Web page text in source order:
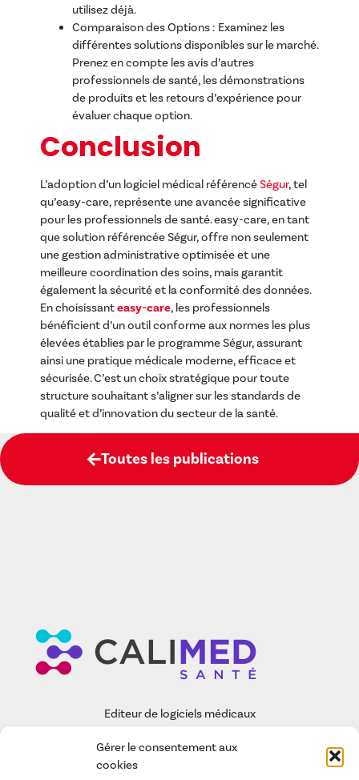
Gérer le consentement aux
cookies
utilisez déjà.
Comparaison des Options : Examinez les
différentes solutions disponibles sur le marché.
Prenez en compte les avis d’autres
professionnels de santé, les démonstrations
de produits et les retours d’expérience pour
évaluer chaque option.
Conclusion
L’adoption d’un logiciel médical référencéSégur, tel
qu’easy-care, représente une avancée significative
pour les professionnels de santé. easy-care, en tant
que solution référencée Ségur, offre non seulement
une gestion administrative optimisée et une
meilleure coordination des soins, mais garantit
également la sécurité et la conformité des données.
En choisissanteasy-care, les professionnels
bénéficient d’un outil conforme aux normes les plus
élevées établies par le programme Ségur, assurant
ainsi une pratique médicale moderne, efficace et
sécurisée. C’est un choix stratégique pour toute
structure souhaitant s’aligner sur les standards de
qualité et d’innovation du secteur de la santé.
Toutes les publications
Editeur de logiciels médicaux
EASY-CARE